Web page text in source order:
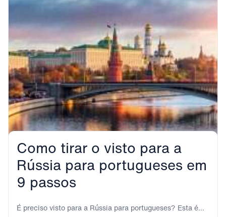
Como tirar o visto para a
Rússia para portugueses em
9 passos
É preciso visto para a Rússia para portugueses? Esta é